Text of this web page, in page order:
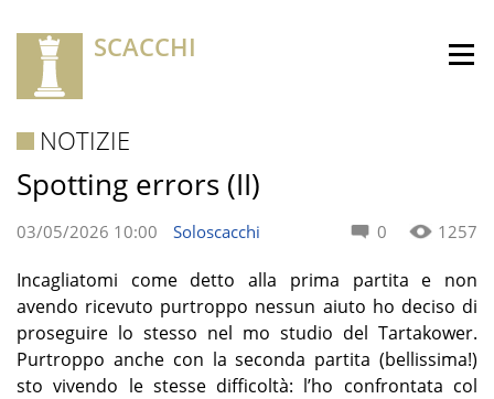
SCACCHI
NOTIZIE
Spotting errors (II)
0 1257
03/05/2026 10:00 Soloscacchi
Incagliatomi come detto alla prima partita e non
avendo ricevuto purtroppo nessun aiuto ho deciso di
proseguire lo stesso nel mo studio del Tartakower.
Purtroppo anche con la seconda partita (bellissima!)
sto vivendo le stesse difficoltà: l’ho confrontata col